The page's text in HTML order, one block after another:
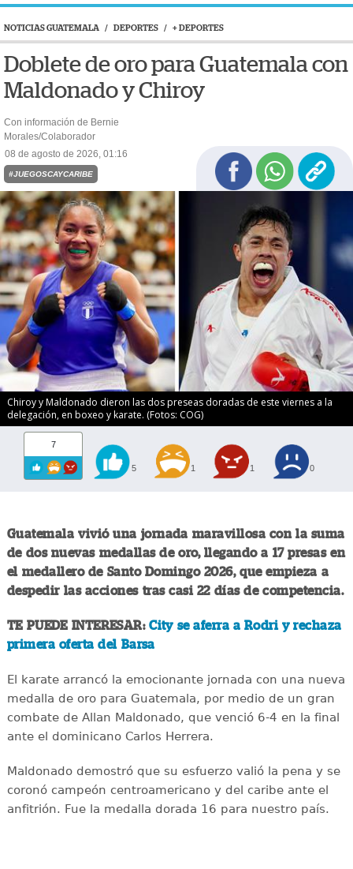
NOTICIAS GUATEMALA / DEPORTES / + DEPORTES
Doblete de oro para Guatemala con
Maldonado y Chiroy
Con información de Bernie
Morales/Colaborador
08 de agosto de 2026, 01:16
#JUEGOSCAYCARIBE
Chiroy y Maldonado dieron las dos preseas doradas de este viernes a la
delegación, en boxeo y karate. (Fotos: COG)
7
5 1 1 0
Guatemala vivió una jornada maravillosa con la suma
de dos nuevas medallas de oro, llegando a 17 presas en
el medallero de Santo Domingo 2026, que empieza a
despedir las acciones tras casi 22 días de competencia.
TE PUEDE INTERESAR:City se aferra a Rodri y rechaza
primera oferta del Barsa
El karate arrancó la emocionante jornada con una nueva
medalla de oro para Guatemala, por medio de un gran
combate de Allan Maldonado, que venció 6-4 en la final
ante el dominicano Carlos Herrera.
Maldonado demostró que su esfuerzo valió la pena y se
coronó campeón centroamericano y del caribe ante el
anfitrión. Fue la medalla dorada 16 para nuestro país.